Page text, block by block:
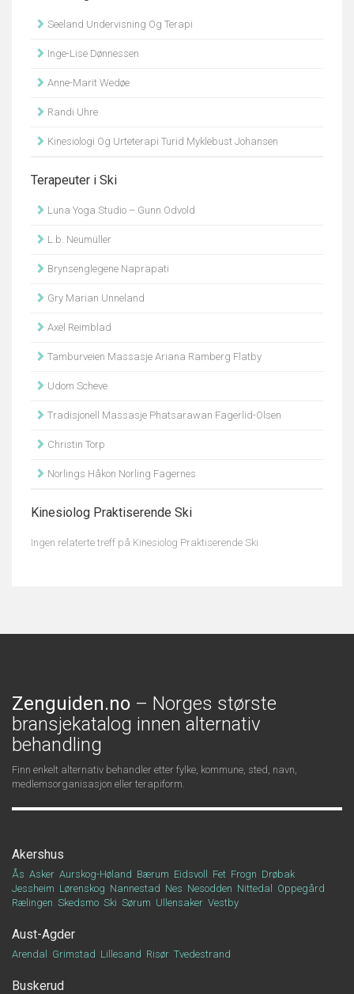
Seeland Undervisning Og Terapi
Inge-Lise Dønnessen
Anne-Marit Wedøe
Randi Uhre
Kinesiologi Og Urteterapi Turid Myklebust Johansen
Terapeuter i Ski
Luna Yoga Studio – Gunn Odvold
L.b. Neumüller
Brynsenglegene Naprapati
Gry Marian Unneland
Axel Reimblad
Tamburveien Massasje Ariana Ramberg Flatby
Udom Scheve
Tradisjonell Massasje Phatsarawan Fagerlid-Olsen
Christin Torp
Norlings Håkon Norling Fagernes
Kinesiolog Praktiserende Ski
Ingen relaterte treff på Kinesiolog Praktiserende Ski
Zenguiden.no – Norges største
bransjekatalog innen alternativ
behandling
Finn enkelt alternativ behandler etter fylke, kommune, sted, navn,
medlemsorganisasjon eller terapiform.
Akershus
Ås Asker Aurskog-Høland Bærum Eidsvoll Fet Frogn Drøbak
Jessheim Lørenskog Nannestad Nes Nesodden Nittedal
Oppegård
Rælingen Skedsmo Ski Sørum Ullensaker Vestby
Aust-Agder
Arendal Grimstad Lillesand Risør Tvedestrand
Buskerud